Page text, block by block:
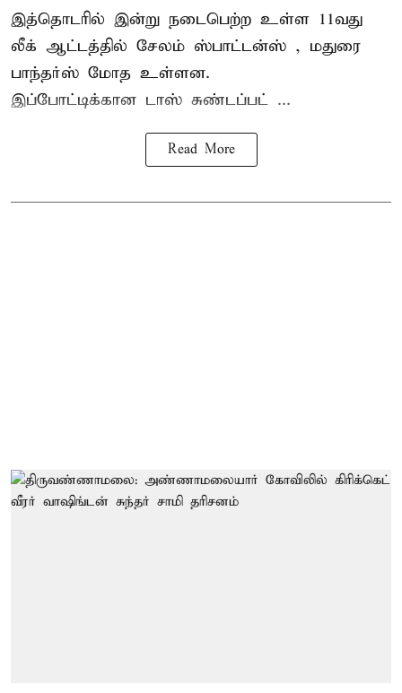
இத்தொடரில் இன்று நடைபெற்ற உள்ள 11வது
லீக் ஆட்டத்தில் சேலம் ஸ்பாட்டன்ஸ் , மதுரை
பாந்தர்ஸ் மோத உள்ளன.
இப்போட்டிக்கான டாஸ் சுண்டப்பட் ...
Read More